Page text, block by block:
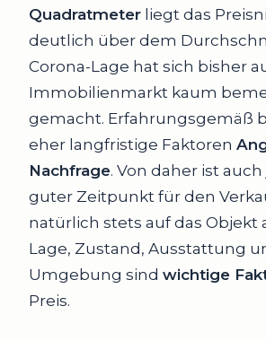
Quadratmeter liegt das
deutlich über dem
Corona-Lage hat sich bisher
Immobilienmarkt kaum
gemacht. Erfahrungsgemäß
eher langfristige Faktoren
Nachfrage. Von daher ist
guter Zeitpunkt für den
natürlich stets auf das Objekt
Lage, Zustand, Ausstattung
Umgebung sind wichtige
Preis.